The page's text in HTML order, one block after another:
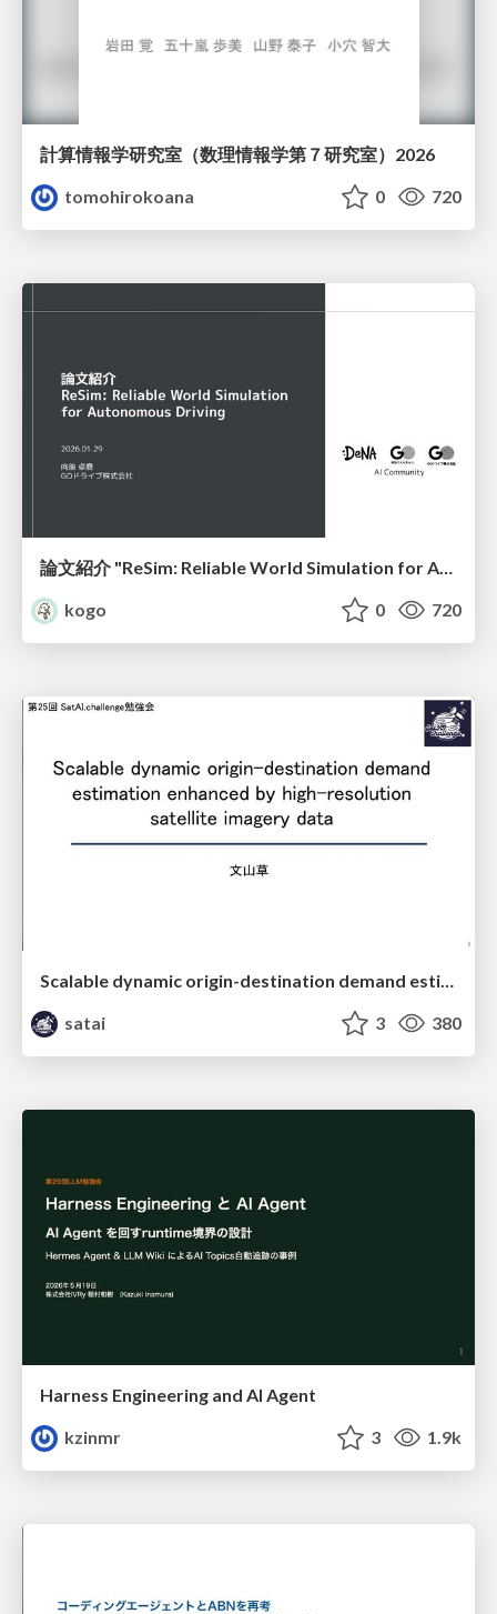
計算情報学研究室 （数理情報学第７研究室）2026
tomohirokoana
0 720
論文紹介 "ReSim: Reliable World Simulation for Autonomous Driving"
kogo
0 720
Scalable dynamic origin-destination demand estimation enhanced by high-resolution satellite imagery data
satai
3 380
Harness Engineering and Al Agent
kzinmr
3 1.9k